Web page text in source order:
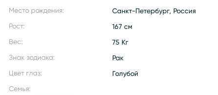
Место рождения: Санкт-Петербург, Россия
Рост: 167 см
Вес: 75 Кг
Знак зодиака: Рак
Цвет глаз: Голубой
Семья: